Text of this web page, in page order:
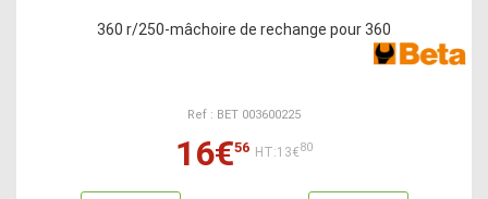
360 r/250-mâchoire de rechange pour 360
Ref : BET 003600225
16€56 HT:13€80